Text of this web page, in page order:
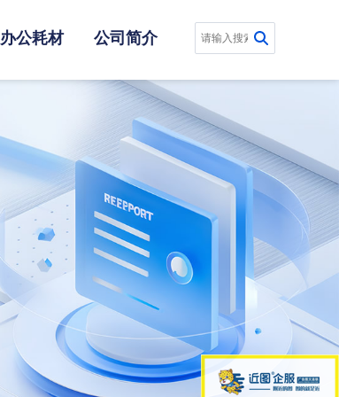
办公耗材 公司简介